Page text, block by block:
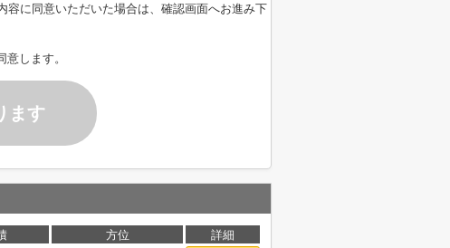
容に同意いただいた場合は、確認画面へお進み下
します。
ます
方位
詳細